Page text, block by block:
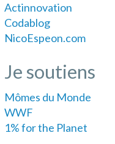
Actinnovation
Codablog
NicoEspeon.com
Je soutiens
Mômes du Monde
WWF
1% for the Planet